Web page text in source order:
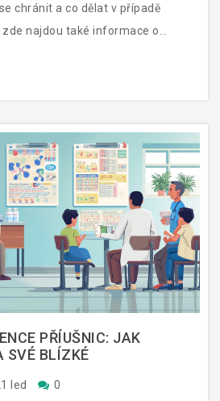
chránit a co dělat v případě
najdou také informace o
PŘÍUŠNIC: JAK
SVÉ BLÍZKÉ
led 0